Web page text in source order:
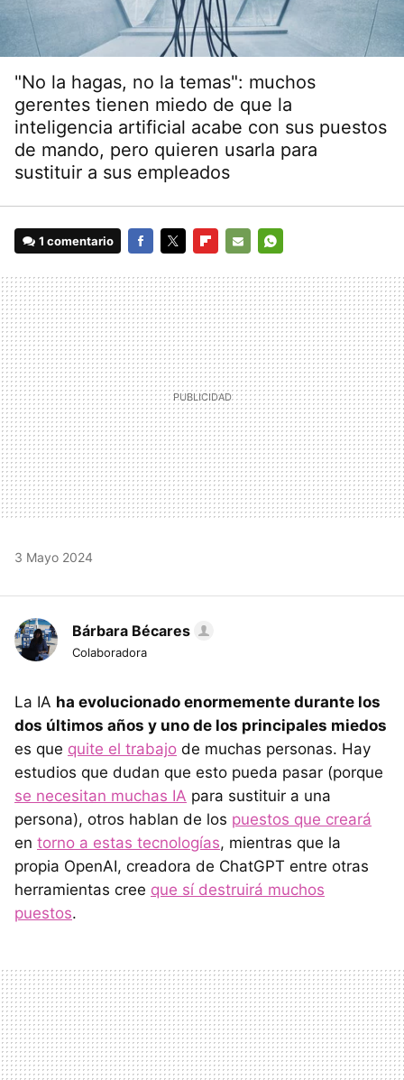
"No la hagas, no la temas": muchos
gerentes tienen miedo de que la
inteligencia artificial acabe con sus puestos
de mando, pero quieren usarla para
sustituir a sus empleados
1 comentario
MAIL
3 Mayo 2024
Bárbara Bécares
Colaboradora
La IA ha evolucionado enormemente durante los
dos últimos años y uno de los principales miedos
es que quite el trabajo de muchas personas. Hay
estudios que dudan que esto pueda pasar (porque
se necesitan muchas IA para sustituir a una
persona), otros hablan de los puestos que creará
en torno a estas tecnologías, mientras que la
propia OpenAI, creadora de ChatGPT entre otras
herramientas cree que sí destruirá muchos
puestos.